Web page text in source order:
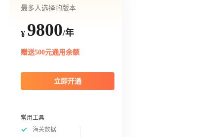
最多人选择的版本
¥ 9800/年
赠送500元通用余额
立即开通
常用工具
海关数据